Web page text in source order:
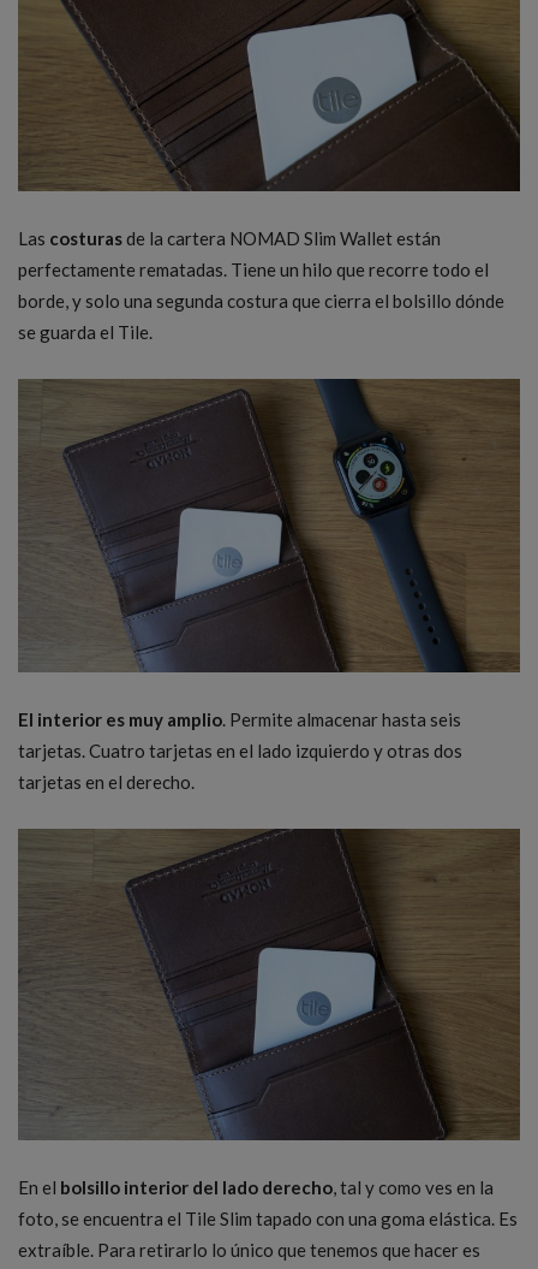
Las costurasde la cartera NOMAD Slim Wallet están
perfectamente rematadas. Tiene un hilo que recorre todo el
borde, y solo una segunda costura que cierra el bolsillo dónde
se guarda el Tile.
El interior es muy amplio. Permite almacenar hasta seis
tarjetas. Cuatro tarjetas en el lado izquierdo y otras dos
tarjetas en el derecho.
En el bolsillo interior del lado derecho, tal y como ves en la
foto, se encuentra el Tile Slim tapado con una goma elástica. Es
extraíble. Para retirarlo lo único que tenemos que hacer es